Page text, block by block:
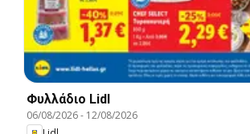
Φυλλάδιο Lidl
06/08/2026- 12/08/2026